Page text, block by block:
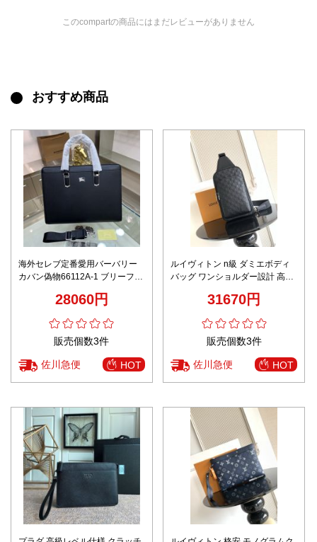
このcompartの商品にはまだレビューがありません
おすすめ商品
海外セレブ定番愛用バーバリー
カバン偽物66112A-1 ブリーフケ
28060円
販売個数3件
佐川急便 HOT
ルイヴィトン n級 ダミエボディ
バッグ ワンショルダー設計 高品
31670円
販売個数3件
佐川急便 HOT